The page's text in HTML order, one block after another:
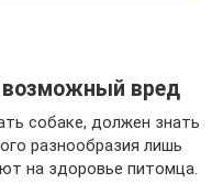
возможный вред
собаке, должен знать
разнообразия лишь
на здоровье питомца.